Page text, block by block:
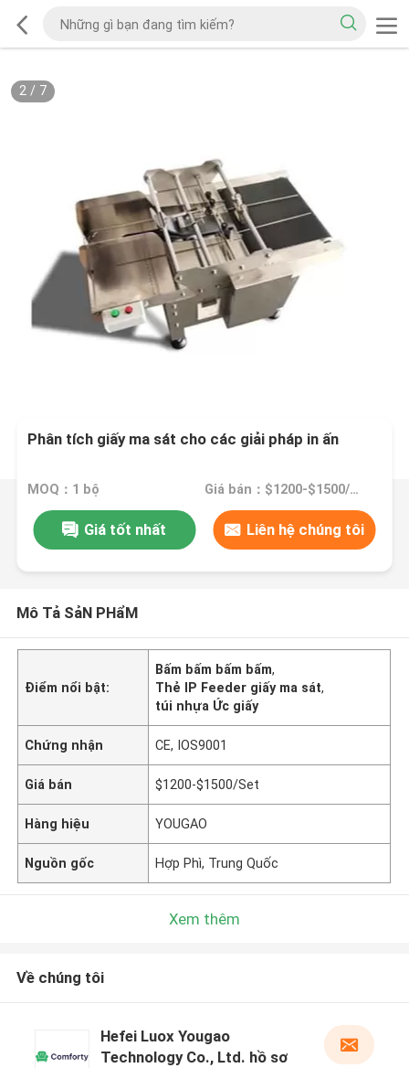
2/ 7
Phân tích giấy ma sát cho các giải pháp in ấn
MOQ：1 bộ Giá bán：$1200-$1500/Set
Giá tốt nhất Liên hệ chúng tôi
Mô Tả SảN PHẩM
Điểm nổi bật:
Bấm bấm bấm bấm,
Thẻ IP Feeder giấy ma sát,
túi nhựa Ức giấy
Chứng nhận CE, IOS9001
Giá bán $1200-$1500/Set
Hàng hiệu YOUGAO
Nguồn gốc Hợp Phì, Trung Quốc
Xem thêm
Về chúng tôi
Hefei Luox Yougao
Technology Co., Ltd. hồ sơ